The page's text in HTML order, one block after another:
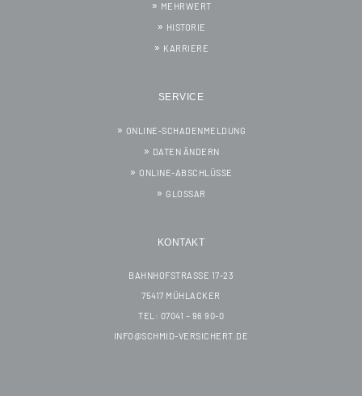
MEHRWERT
HISTORIE
KARRIERE
SERVICE
ONLINE-SCHADENMELDUNG
DATEN ÄNDERN
ONLINE-ABSCHLÜSSE
GLOSSAR
KONTAKT
BAHNHOFSTRASSE 17-23
75417 MÜHLACKER
TEL: 07041 – 96 90-0
INFO@SCHMID-VERSICHERT.DE